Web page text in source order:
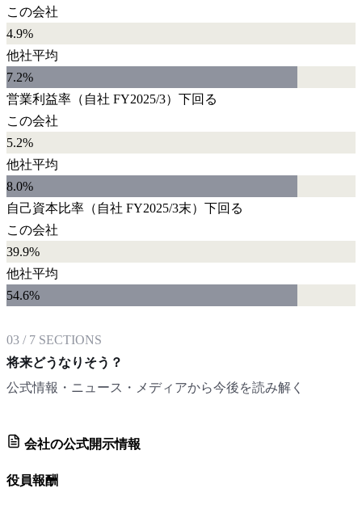
この会社
4.9%
他社平均
7.2%
営業利益率 （自社 FY2025/3） 下回る
この会社
5.2%
他社平均
8.0%
自己資本比率 （自社 FY2025/3末） 下回る
この会社
39.9%
他社平均
54.6%
03 / 7 SECTIONS
将来どうなりそう？
公式情報・ニュース・メディアから今後を読み解く
会社の公式開示情報
役員報酬